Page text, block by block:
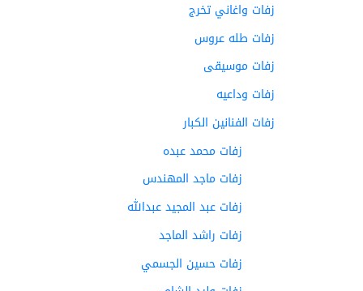
زفات واغاني تخرج
زفات طله عروس
زفات موسيقى
زفات وداعيه
زفات الفنانين الكبار
زفات محمد عبده
زفات ماجد المهندس
زفات عبد المجيد عبدالله
زفات راشد الماجد
زفات حسين الجسمي